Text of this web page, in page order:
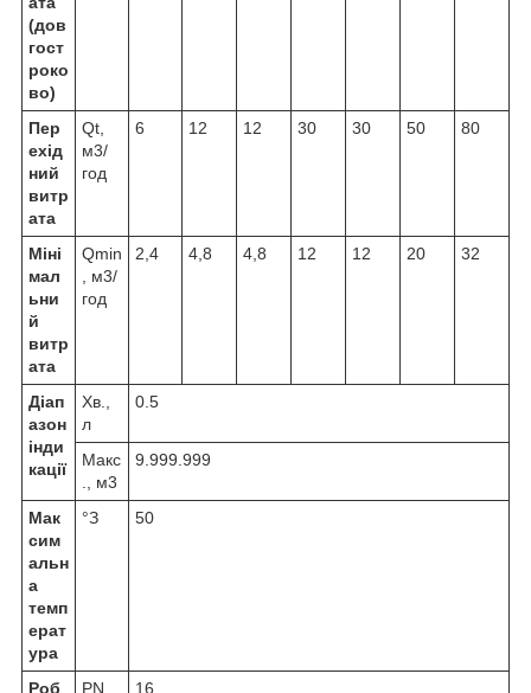
(дов
гост
роко
во)
Пер
ехід
ний
витр
ата
Qt,
м3/
год
6 12 12 30 30 50 80
Міні
мал
ьни
й
витр
ата
Qmin
, м3/
год
2,4 4,8 4,8 12 12 20 32
Діап
азон
інди
кації
Хв.,
л
0.5
Макс
., м3
9.999.999
Мак
сим
альн
а
темп
ерат
ура
°З 50
Роб
PN,
16